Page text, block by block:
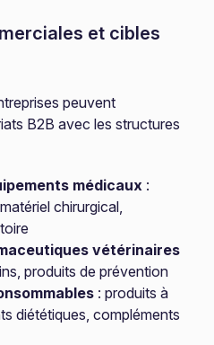
et cibles
peuvent
B2B avec les structures
médicaux :
chirurgical,
vétérinaires
produits de prévention
: produits à
diététiques, compléments